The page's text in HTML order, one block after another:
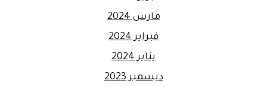
مارس 2024
فبراير 2024
يناير 2024
ديسمبر 2023